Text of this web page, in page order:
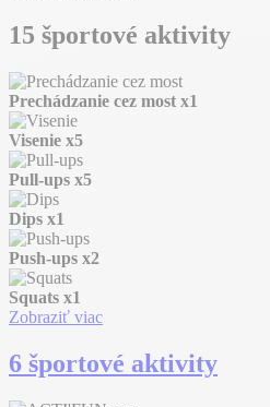
15 športové aktivity
Prechádzanie cez most x1
Visenie x5
Pull-ups x5
Dips x1
Push-ups x2
Squats x1
Zobraziť viac
6 športové aktivity